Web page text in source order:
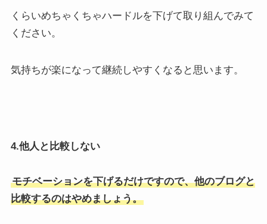
くらいめちゃくちゃハードルを下げて取り組んでみて
ください。
気持ちが楽になって継続しやすくなると思います。
4.他人と比較しない
モチベーションを下げるだけですので、他のブログと
比較するのはやめましょう。